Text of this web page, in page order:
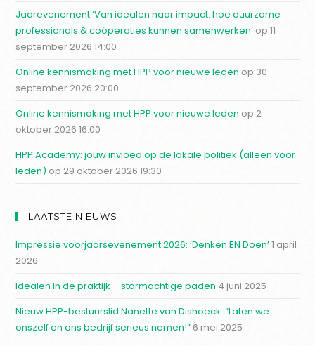
Jaarevenement ‘Van idealen naar impact: hoe duurzame
professionals & coöperaties kunnen samenwerken’op 11
september 2026 14:00
Online kennismaking met HPP voor nieuwe leden op 30
september 2026 20:00
Online kennismaking met HPP voor nieuwe leden op 2
oktober 2026 16:00
HPP Academy: jouw invloed op de lokale politiek (alleen voor
leden) op 29 oktober 2026 19:30
LAATSTE NIEUWS
Impressie voorjaarsevenement 2026: ‘Denken EN Doen’1 april
2026
Idealen in de praktijk – stormachtige paden 4 juni 2025
Nieuw HPP-bestuurslid Nanette van Dishoeck: “Laten we
onszelf en ons bedrijf serieus nemen!” 6 mei 2025